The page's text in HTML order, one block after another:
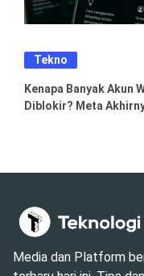
Tekno
Kenapa Banyak Akun
Diblokir? Meta
Media dan Platform